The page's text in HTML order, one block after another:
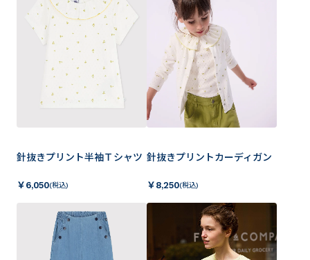
針抜きプリント半袖Ｔシャツ
￥ 6,050(税込)
針抜きプリントカーディガン
￥ 8,250(税込)